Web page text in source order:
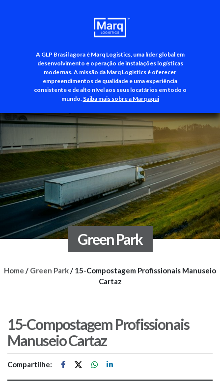
A GLP Brasil agora é Marq Logistics, uma líder global em
desenvolvimento e operação de instalações logísticas
modernas. A missão da Marq Logistics é oferecer
empreendimentos de qualidade e uma experiência
consistente e de alto nível aos seus locatários em todo o
mundo. Saiba mais sobre a Marq aqui
+55 (11) 3500-3700
Green Park
Home / Green Park/ 15-Compostagem Profissionais Manuseio
Cartaz
15-Compostagem Profissionais
Manuseio Cartaz
Compartilhe: